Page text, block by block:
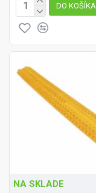
DO KOŠÍKA
NA SKLADE